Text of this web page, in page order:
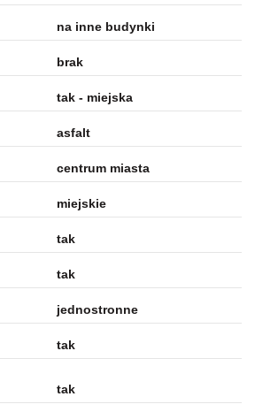
na inne budynki
brak
tak - miejska
asfalt
centrum miasta
miejskie
tak
tak
jednostronne
tak
tak